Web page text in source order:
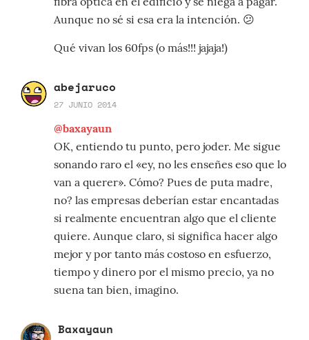
Aunque no sé si esa era la intención. 😕
Qué vivan los 60fps (o más!!! jajaja!)
abejaruco
27 JUNIO 2014
@baxayaun
OK, entiendo tu punto, pero joder. Me sigue
sonando raro el «ey, no les enseñes eso que lo
van a querer». Cómo? Pues de puta madre,
no? las empresas deberían estar encantadas
si realmente encuentran algo que el cliente
quiere. Aunque claro, si significa hacer algo
mejor y por tanto más costoso en esfuerzo,
tiempo y dinero por el mismo precio, ya no
suena tan bien, imagino.
Baxayaun